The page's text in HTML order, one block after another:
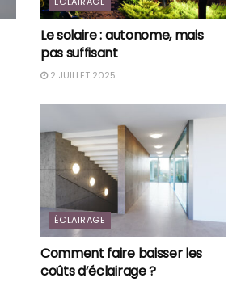
Le solaire : autonome, mais
pas suffisant
2 JUILLET 2025
ÉCLAIRAGE
Comment faire baisser les
coûts d’éclairage ?